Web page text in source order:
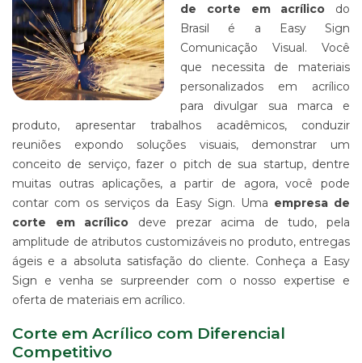
IMPRESSÃO
DIGITAL
EM
LONA
IMPRESSÃO
DIGITAL
PAPEL
DIGITAL
UV
EM
CHAPA
IMPRESSÃO
DIGITAL
EM
TECIDO
IMPRESSÃO
DIGITAL
DTG
de corte em acrílico do
Brasil é a Easy Sign
Comunicação Visual. Você
que necessita de materiais
personalizados em acrílico
para divulgar sua marca e
produto, apresentar trabalhos acadêmicos, conduzir
reuniões expondo soluções visuais, demonstrar um
conceito de serviço, fazer o pitch de sua startup, dentre
muitas outras aplicações, a partir de agora, você pode
contar com os serviços da Easy Sign. Uma empresa de
corte em acrílico deve prezar acima de tudo, pela
amplitude de atributos customizáveis no produto, entregas
ágeis e a absoluta satisfação do cliente. Conheça a Easy
Sign e venha se surpreender com o nosso expertise e
oferta de materiais em acrílico.
Corte em Acrílico com Diferencial
Competitivo